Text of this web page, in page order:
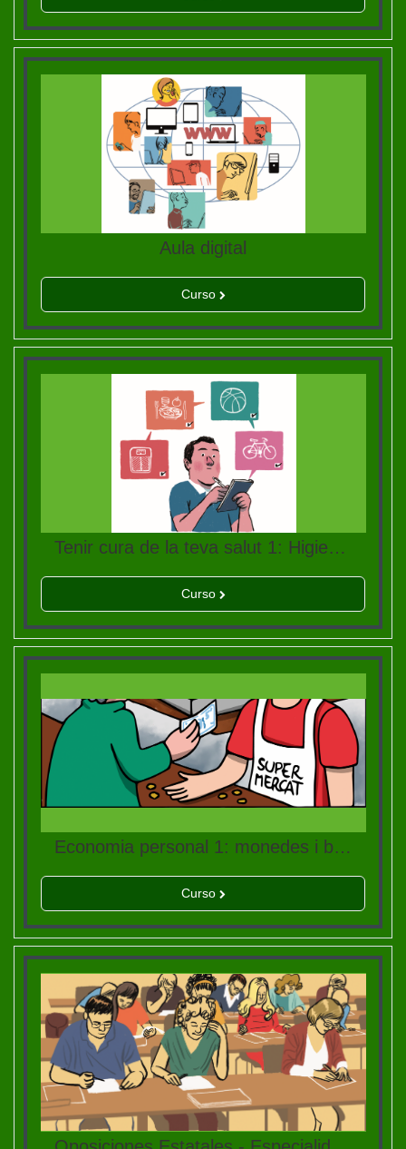
Aula digital
Curso
Tenir cura de la teva salut 1: Higiene, alimentació i activitat física
Curso
Economia personal 1: monedes i bitllets
Curso